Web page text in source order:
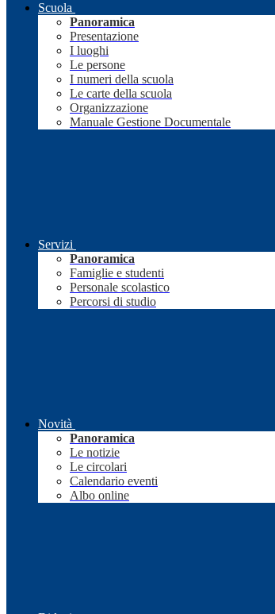
Scuola
Panoramica
Presentazione
I luoghi
Le persone
I numeri della scuola
Le carte della scuola
Organizzazione
Manuale Gestione Documentale
Servizi
Panoramica
Famiglie e studenti
Personale scolastico
Percorsi di studio
Novità
Panoramica
Le notizie
Le circolari
Calendario eventi
Albo online